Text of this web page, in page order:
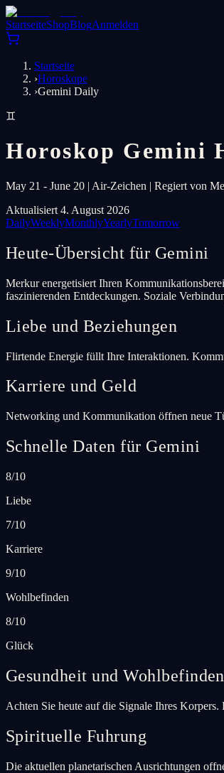
StartseiteShopBlogAnmelden
Startseite
›Horoskope
›Gemini Daily
♊
Horoskop Gemini
May 21 - June 20 | Air-Zeichen | Regiert von
Aktualisiert 4. August 2026
DailyWeeklyMonthlyYearlyTomorrow
Heute-Übersicht für Gemini
Merkur energetisiert Ihren
faszinierenden Entdeckungen. Soziale
Liebe und Beziehungen
Flirtende Energie füllt Ihre Interaktionen.
Karriere und Geld
Networking und Kommunikation öffnen neue
Schnelle Daten für Gemini
8/10
Liebe
7/10
Karriere
9/10
Wohlbefinden
8/10
Glück
Gesundheit und Wohlbefinden
Achten Sie heute auf die Signale Ihres
Spirituelle Fuhrung
Die aktuellen planetarischen Ausrichtungen